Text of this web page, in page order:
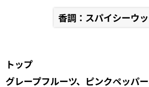
香調：スパイシーウッ
トップ
グレープフルーツ、ピンクペッパ